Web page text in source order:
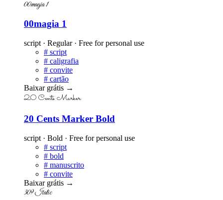
00magia 1
00magia 1
script · Regular · Free for personal use
# script
# caligrafia
# convite
# cartão
Baixar grátis →
20 Cents Marker
20 Cents Marker Bold
script · Bold · Free for personal use
# script
# bold
# manuscrito
# convite
Baixar grátis →
309 Italic